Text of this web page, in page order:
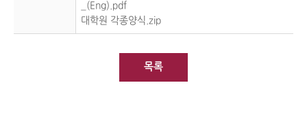
_(Eng).pdf
대학원 각종양식 .zip
목록